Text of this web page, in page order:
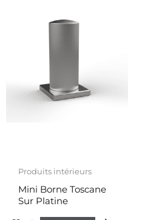
Produits intérieurs
Mini Borne Toscane
Sur Platine